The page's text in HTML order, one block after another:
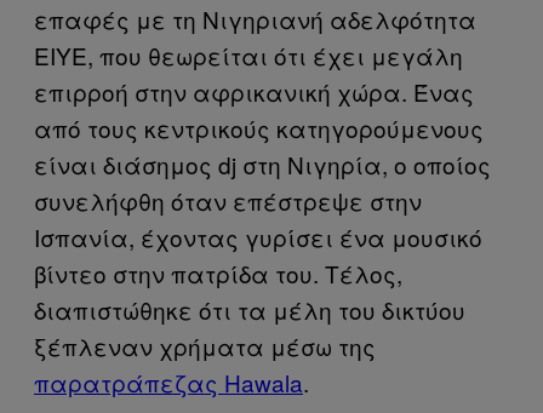
επαφές με τη Νιγηριανή αδελφότητα
ΕΙΥΕ, που θεωρείται ότι έχει μεγάλη
επιρροή στην αφρικανική χώρα. Ένας
από τους κεντρικούς κατηγορούμενους
είναι διάσημος dj στη Νιγηρία, ο οποίος
συνελήφθη όταν επέστρεψε στην
Ισπανία, έχοντας γυρίσει ένα μουσικό
βίντεο στην πατρίδα του. Τέλος,
διαπιστώθηκε ότι τα μέλη του δικτύου
ξέπλεναν χρήματα μέσω της
παρατράπεζας Hawala.